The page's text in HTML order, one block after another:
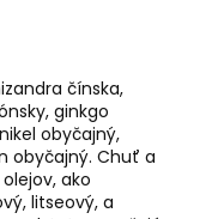
čínska,
ginkgo
obyčajný,
obyčajný. Chuť a
ako
litseový, a